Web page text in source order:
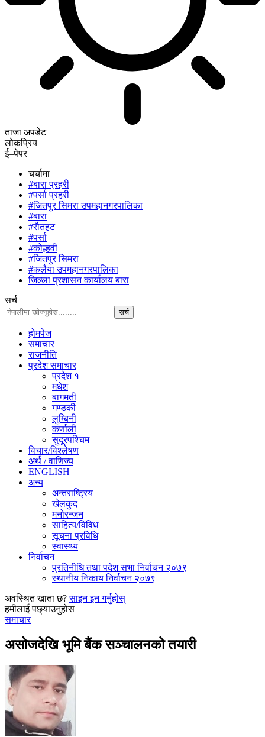
ताजा अपडेट
लोकप्रिय
ई–पेपर
चर्चामा
#बारा प्रहरी
#पर्सा प्रहरी
#जितपुर सिमरा उपमहानगरपालिका
#बारा
#रौतहट
#पर्सा
#कोल्हवी
#जितपुर सिमरा
#कलैया उपमहानगरपालिका
जिल्ला प्रशासन कार्यालय बारा
सर्च
होमपेज
समाचार
राजनीति
प्रदेश समाचार
प्रदेश १
मधेश
बागमती
गण्डकी
लुम्बिनी
कर्णाली
सुदूरपश्चिम
विचार/विश्‍लेषण
अर्थ / वाणिज्य
ENGLISH
अन्य
अन्तराष्ट्रिय
खेलकुद
मनोरन्जन
साहित्य/विविध
सूचना प्रविधि
स्वास्थ्य
निर्वाचन
प्रतिनीधि तथा पदेश सभा निर्वाचन २०७९
स्थानीय निकाय निर्वाचन २०७९
अवस्थित खाता छ? साइन इन गर्नुहोस्
हमीलाई पछ्याउनुहोस
समाचार
असोजदेखि भूमि बैंक सञ्चालनको तयारी